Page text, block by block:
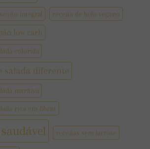
integral receita de bolo vegano
low carb
colorida
salada diferente
nutritiva
rica em fibras
receitas sem lactose